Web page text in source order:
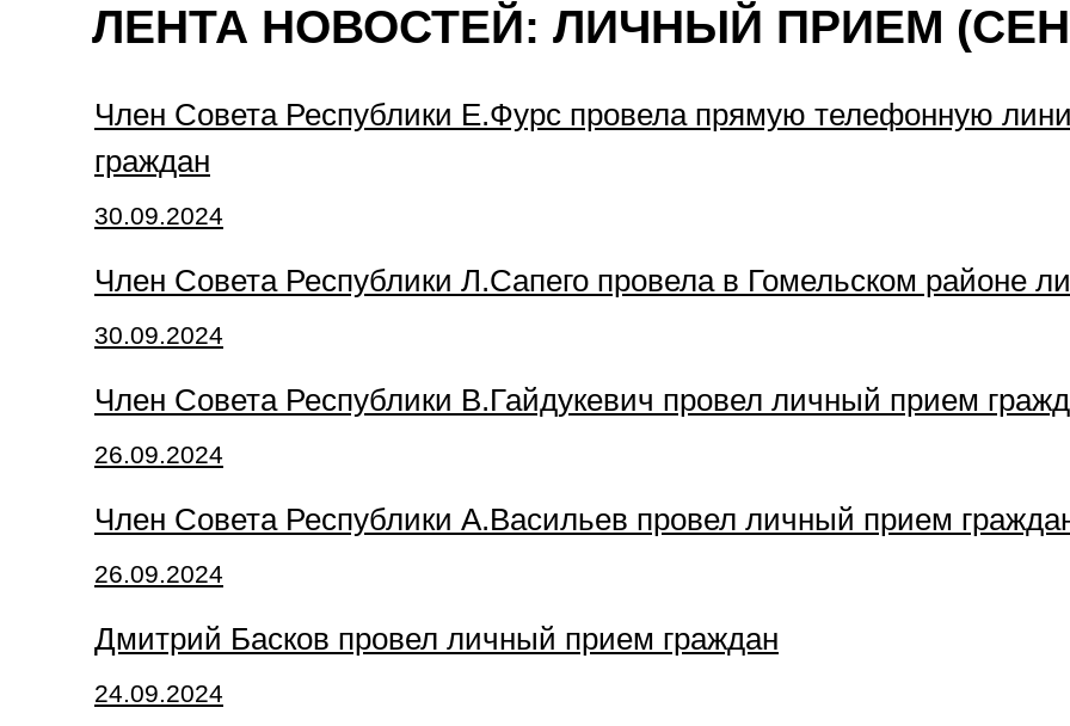
ЛЕНТА НОВОСТЕЙ: ЛИЧНЫЙ ПРИЕМ
Член Совета Республики Е.Фурс провела прямую телефонную
граждан
30.09.2024
Член Совета Республики Л.Сапего провела в Гомельском районе
30.09.2024
Член Совета Республики В.Гайдукевич провел личный прием
26.09.2024
Член Совета Республики А.Васильев провел личный прием
26.09.2024
Дмитрий Басков провел личный прием граждан
24.09.2024